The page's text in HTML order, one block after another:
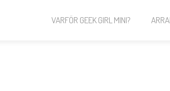
VARFÖR GEEK GIRL MINI?